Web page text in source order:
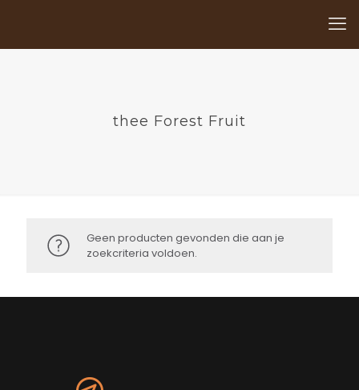
thee Forest Fruit
Geen producten gevonden die aan je
zoekcriteria voldoen.